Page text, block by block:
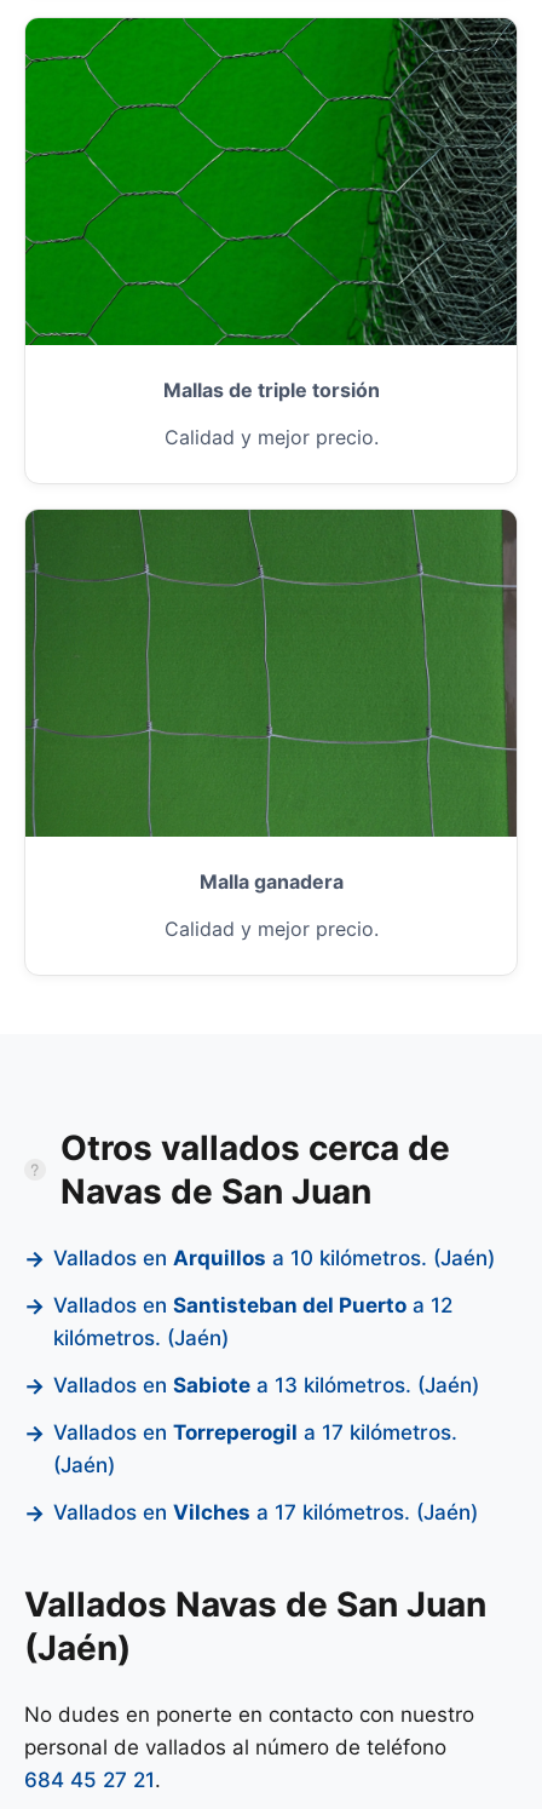
Mallas de triple torsión
Calidad y mejor precio.
Malla ganadera
Calidad y mejor precio.
Otros vallados cerca de
Navas de San Juan
Vallados en Arquillos a 10 kilómetros. (Jaén)
Vallados en Santisteban del Puerto a 12
kilómetros. (Jaén)
Vallados en Sabiote a 13 kilómetros. (Jaén)
Vallados en Torreperogil a 17 kilómetros.
(Jaén)
Vallados en Vilches a 17 kilómetros. (Jaén)
Vallados Navas de San Juan
(Jaén)
No dudes en ponerte en contacto con nuestro
personal de vallados al número de teléfono
684 45 27 21.